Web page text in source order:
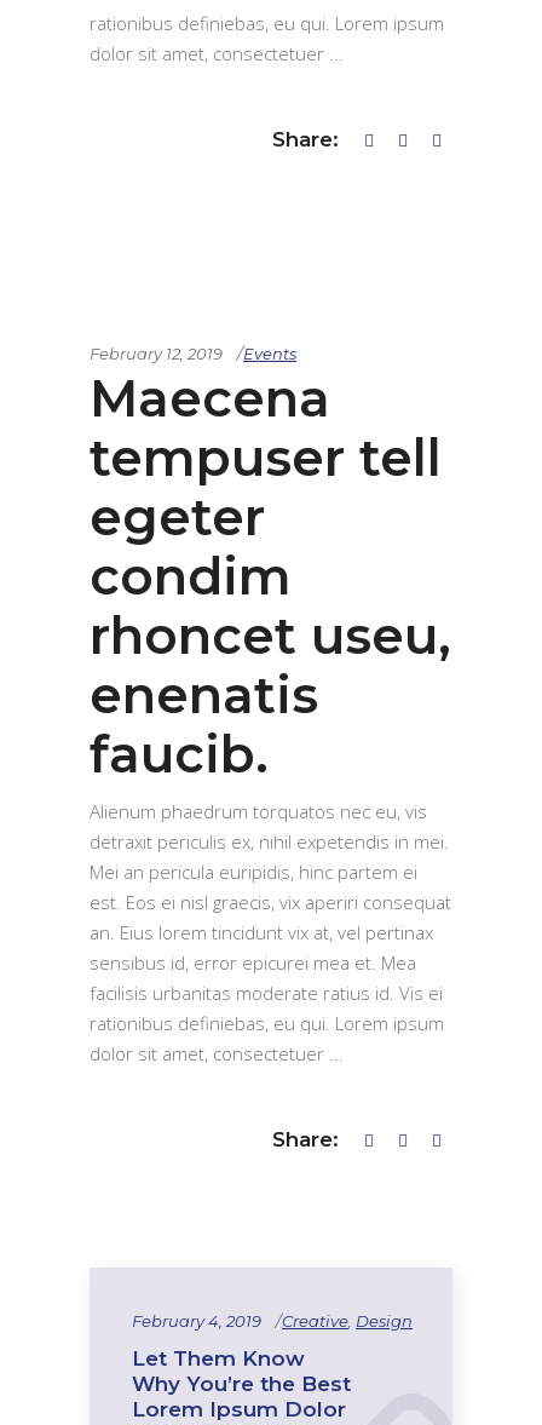
rationibus definiebas, eu qui. Lorem ipsum
dolor sit amet, consectetuer
Share:
February 12, 2019 Events
Maecena
tempuser tell
egeter
condim
rhoncet useu,
enenatis
faucib.
Alienum phaedrum torquatos nec eu, vis
detraxit periculis ex, nihil expetendis in mei.
Mei an pericula euripidis, hinc partem ei
est. Eos ei nisl graecis, vix aperiri consequat
an. Eius lorem tincidunt vix at, vel pertinax
sensibus id, error epicurei mea et. Mea
facilisis urbanitas moderate ratius id. Vis ei
rationibus definiebas, eu qui. Lorem ipsum
dolor sit amet, consectetuer
Share:
February 4, 2019 Creative Design
Let Them Know
Why You’re the Best
Lorem Ipsum Dolor